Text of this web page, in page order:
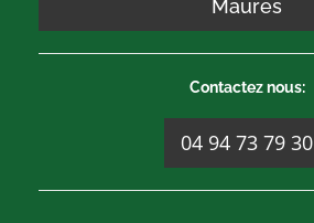
Maures
Contactez nous:
04 94 73 79 30